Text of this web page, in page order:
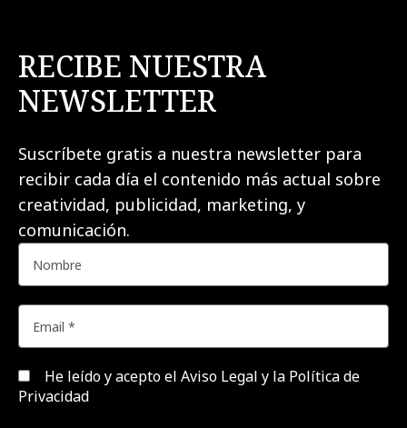
RECIBE NUESTRA
NEWSLETTER
Suscríbete gratis a nuestra newsletter para
recibir cada día el contenido más actual sobre
creatividad, publicidad, marketing, y
comunicación.
He leído y acepto el Aviso Legal y la Política de
Privacidad